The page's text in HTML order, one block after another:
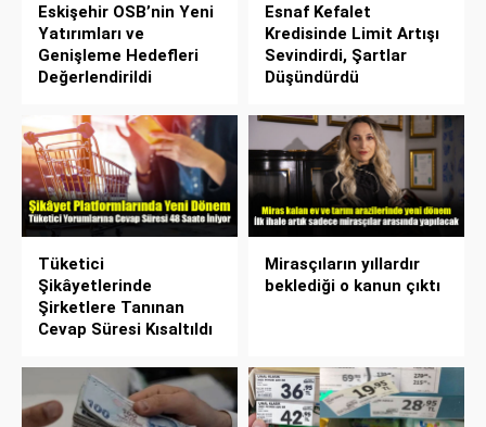
Eskişehir OSB’nin Yeni
Yatırımları ve
Genişleme Hedefleri
Değerlendirildi
Esnaf Kefalet
Kredisinde Limit Artışı
Sevindirdi, Şartlar
Düşündürdü
Tüketici
Şikâyetlerinde
Şirketlere Tanınan
Cevap Süresi Kısaltıldı
Mirasçıların yıllardır
beklediği o kanun çıktı